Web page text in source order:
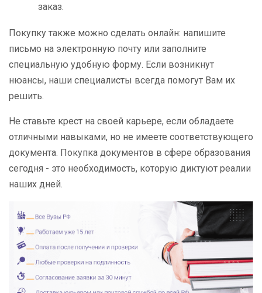
заказ.
Покупку также можно сделать онлайн: напишите
письмо на электронную почту или заполните
специальную удобную форму. Если возникнут
нюансы, наши специалисты всегда помогут Вам их
решить.
Не ставьте крест на своей карьере, если обладаете
отличными навыками, но не имеете соответствующего
документа. Покупка документов в сфере образования
сегодня - это необходимость, которую диктуют реалии
наших дней.